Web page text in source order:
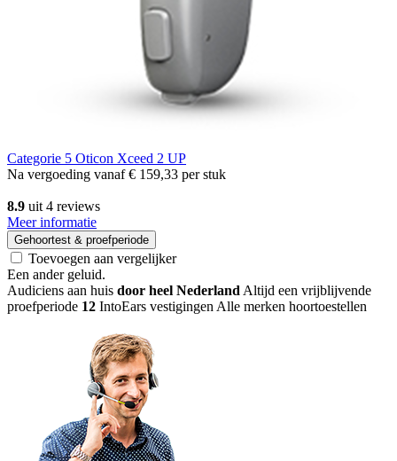
Categorie 5 Oticon Xceed 2 UP
Na vergoeding vanaf€ 159,33 per stuk
8.9 uit 4 reviews
Meer informatie
Gehoortest & proefperiode
Toevoegen aan vergelijker
Een ander geluid.
Audiciens aan huis door heel Nederland Altijd een vrijblijvende
proefperiode 12 IntoEars vestigingen Alle merken hoortoestellen